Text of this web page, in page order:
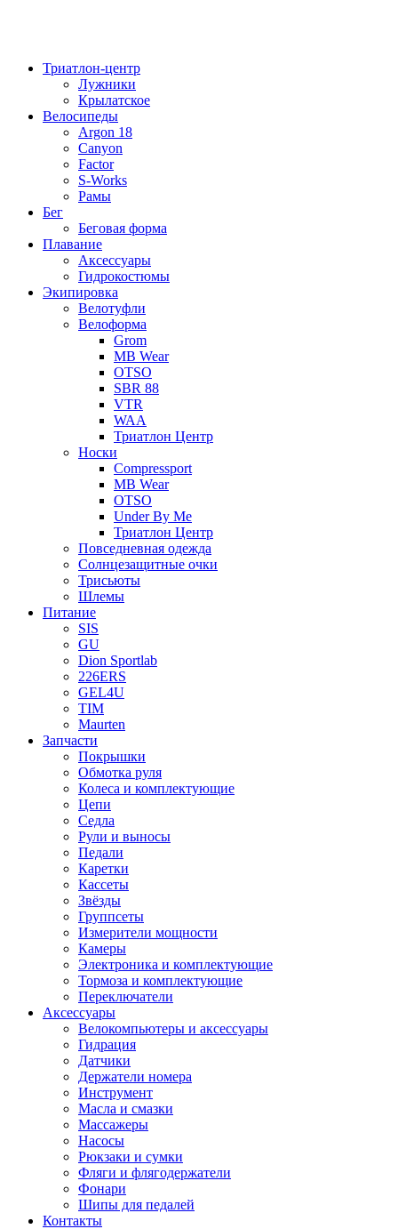
Триатлон-центр
Лужники
Крылатское
Велосипеды
Argon 18
Canyon
Factor
S-Works
Рамы
Бег
Беговая форма
Плавание
Аксессуары
Гидрокостюмы
Экипировка
Велотуфли
Велоформа
Grom
MB Wear
OTSO
SBR 88
VTR
WAA
Триатлон Центр
Носки
Compressport
MB Wear
OTSO
Under By Me
Триатлон Центр
Повседневная одежда
Солнцезащитные очки
Трисьюты
Шлемы
Питание
SIS
GU
Dion Sportlab
226ERS
GEL4U
TIM
Maurten
Запчасти
Покрышки
Обмотка руля
Колеса и комплектующие
Цепи
Седла
Рули и выносы
Педали
Каретки
Кассеты
Звёзды
Группсеты
Измерители мощности
Камеры
Электроника и комплектующие
Тормоза и комплектующие
Переключатели
Аксессуары
Велокомпьютеры и аксессуары
Гидрация
Датчики
Держатели номера
Инструмент
Масла и смазки
Массажеры
Насосы
Рюкзаки и сумки
Фляги и флягодержатели
Фонари
Шипы для педалей
Контакты